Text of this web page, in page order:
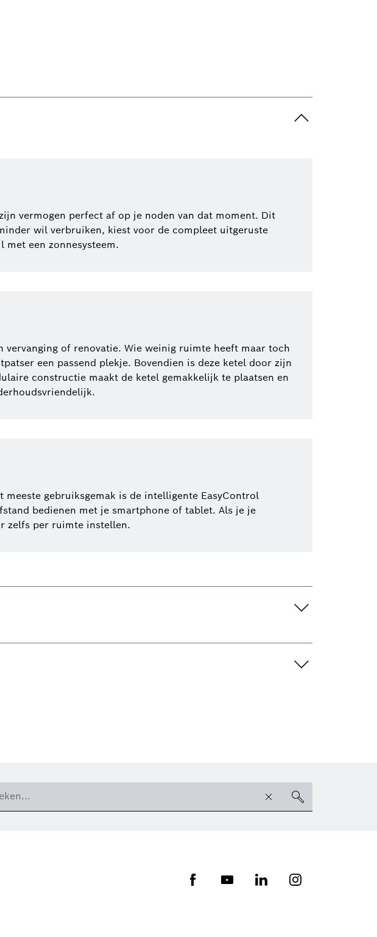
vermogen perfect af op je noden van dat moment. Dit
wil verbruiken, kiest voor de compleet uitgeruste
een zonnesysteem.
of renovatie. Wie weinig ruimte heeft maar toch
een passend plekje. Bovendien is deze ketel door zijn
constructie maakt de ketel gemakkelijk te plaatsen en
gebruiksgemak is de intelligente EasyControl
bedienen met je smartphone of tablet. Als je je
zelfs per ruimte instellen.